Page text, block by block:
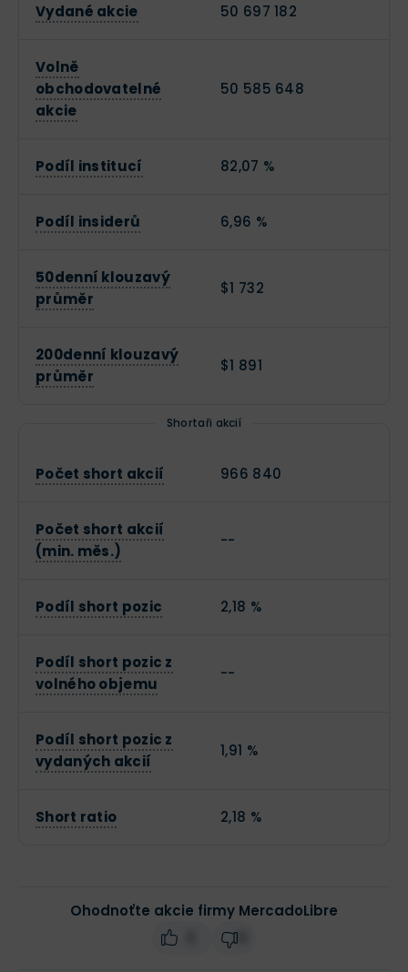
Vydané akcie 50 697 182
Volně
obchodovatelné
akcie
50 585 648
Podíl institucí 82,07 %
Podíl insiderů 6,96 %
50denní klouzavý
průměr
$1 732
200denní klouzavý
průměr
$1 891
Shortaři akcií
Počet short akcií 966 840
Počet short akcií
(min. měs.)
--
Podíl short pozic 2,18 %
Podíl short pozic z
volného objemu
--
Podíl short pozic z
vydaných akcií
1,91 %
Short ratio 2,18 %
Ohodnoťte akcie firmy MercadoLibre